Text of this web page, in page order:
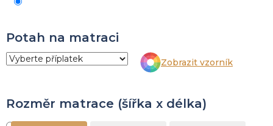
Rozměr matrace (šířka x délka)
Potah na matraci
Zobrazit vzorník